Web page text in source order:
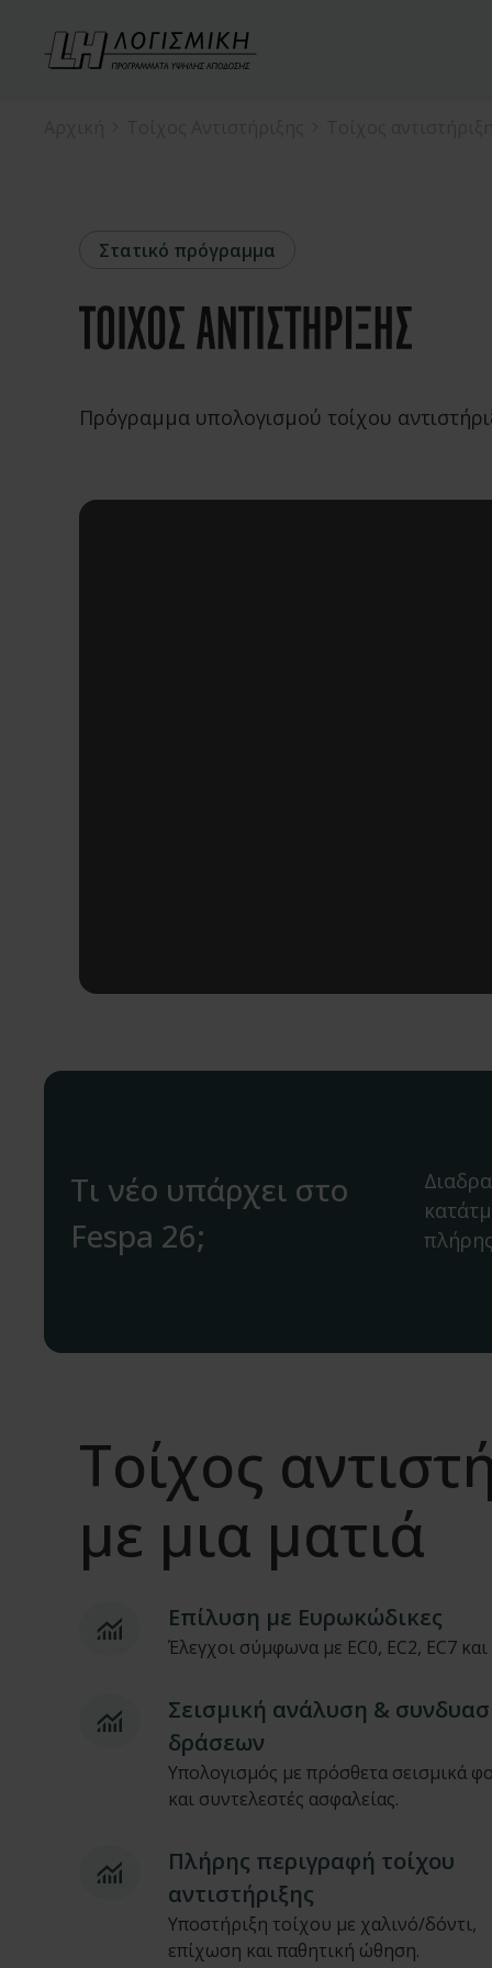
Στατικό πρόγραμμα
Πρόγραμμα υπολογισμού τοίχου
Τι νέο υπάρχει στο
Fespa 26;
Τοίχος
με μια ματιά
Επίλυση με Ευρωκώδικες
Έλεγχοι σύμφωνα με EC0, EC2, EC7 και
Σεισμική ανάλυση &
δράσεων
Υπολογισμός με πρόσθετα σεισμικά
και συντελεστές ασφαλείας.
Πλήρης περιγραφή τοίχου
αντιστήριξης
Υποστήριξη τοίχου με χαλινό/δόντι,
επίχωση και παθητική ώθηση.